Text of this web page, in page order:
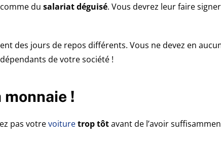
du salariat déguisé. Vous devrez leur faire
des jours de repos différents. Vous ne devez en
de votre société !
!
pas votrevoituretrop tôtavant de l’avoir